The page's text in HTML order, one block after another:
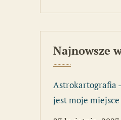
Najnowsze
Astrokartografia
jest moje